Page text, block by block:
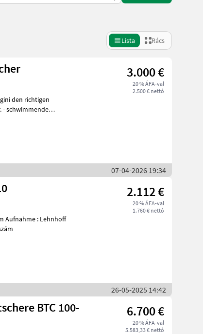
Lista Rács
3.000 €
20 % ÁFA-val
2.500 € nettó
den richtigen
- schwimmende
07-04-2026 19:34
2.112 €
20 % ÁFA-val
1.760 € nettó
Aufnahme : Lehnhoff
26-05-2025 14:42
BTC 100-
6.700 €
20 % ÁFA-val
5.583,33 € nettó